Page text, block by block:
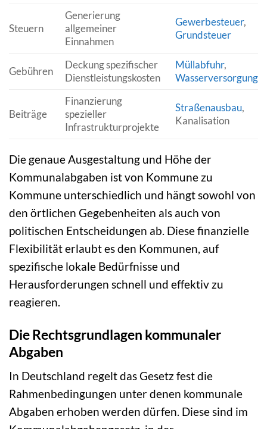
Steuern
Generierung
allgemeiner
Einnahmen
Gewerbesteuer,
Grundsteuer
Gebühren
Deckung spezifischer
Dienstleistungskosten
Müllabfuhr,
Wasserversorgung
Beiträge
Finanzierung
spezieller
Infrastrukturprojekte
Straßenausbau,
Kanalisation
Die genaue Ausgestaltung und Höhe der
Kommunalabgaben ist von Kommune zu
Kommune unterschiedlich und hängt sowohl von
den örtlichen Gegebenheiten als auch von
politischen Entscheidungen ab. Diese finanzielle
Flexibilität erlaubt es den Kommunen, auf
spezifische lokale Bedürfnisse und
Herausforderungen schnell und effektiv zu
reagieren.
Die Rechtsgrundlagen kommunaler
Abgaben
In Deutschland regelt das Gesetz fest die
Rahmenbedingungen unter denen kommunale
Abgaben erhoben werden dürfen. Diese sind im